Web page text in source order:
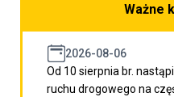
Ważne
2026-08-06
Od 10 sierpnia br.
ruchu drogowego na